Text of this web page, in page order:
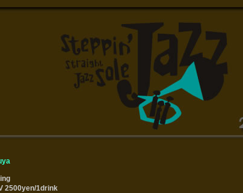
2500yen/1drink